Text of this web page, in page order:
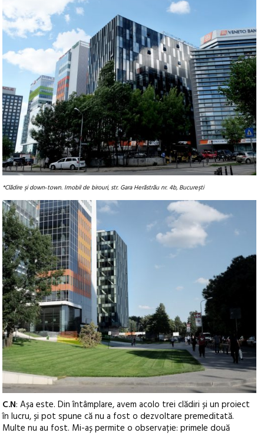
*Clădire şi down‑town. Imobil de birouri, str. Gara Herăstrău nr. 4b, Bucureşti
C.N: Așa este. Din întâmplare, avem acolo trei clădiri și un proiect
în lucru, și pot spune că nu a fost o dezvoltare premeditată.
Multe nu au fost. Mi-aș permite o observație: primele două